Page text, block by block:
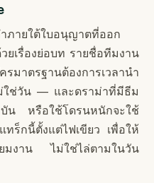
ภายใต้ใบอนุญาตที่ออก
ยเรื่องย่อบท รายชื่อทีมงาน
าตรฐานต้องการเวลานำ
ใช่วัน — และดราม่าที่มีธีม
น หรือใช้โดรนหนักจะใช้
ทร็กนี้ตั้งแต่ไฟเขียว เพื่อให้
มงาน ไม่ใช่ไล่ตามในวัน